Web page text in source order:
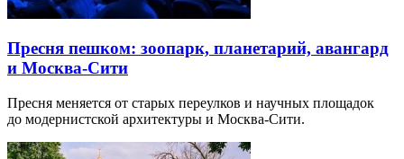
Пресня пешком: зоопарк, планетарий, авангард
и Москва-Сити
Пресня меняется от старых переулков и научных площадок
до модернистской архитектуры и Москва-Сити.